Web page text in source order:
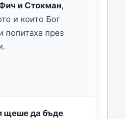
и Стокман,
и които Бог
попитаха през
щеше да бъде